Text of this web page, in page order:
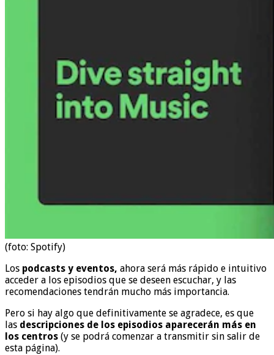
(foto: Spotify)
Los podcasts y eventos, ahora será más rápido e intuitivo
acceder a los episodios que se deseen escuchar, y las
recomendaciones tendrán mucho más importancia.
Pero si hay algo que definitivamente se agradece, es que
las descripciones de los episodios aparecerán más en
los centros (y se podrá comenzar a transmitir sin salir de
esta página).